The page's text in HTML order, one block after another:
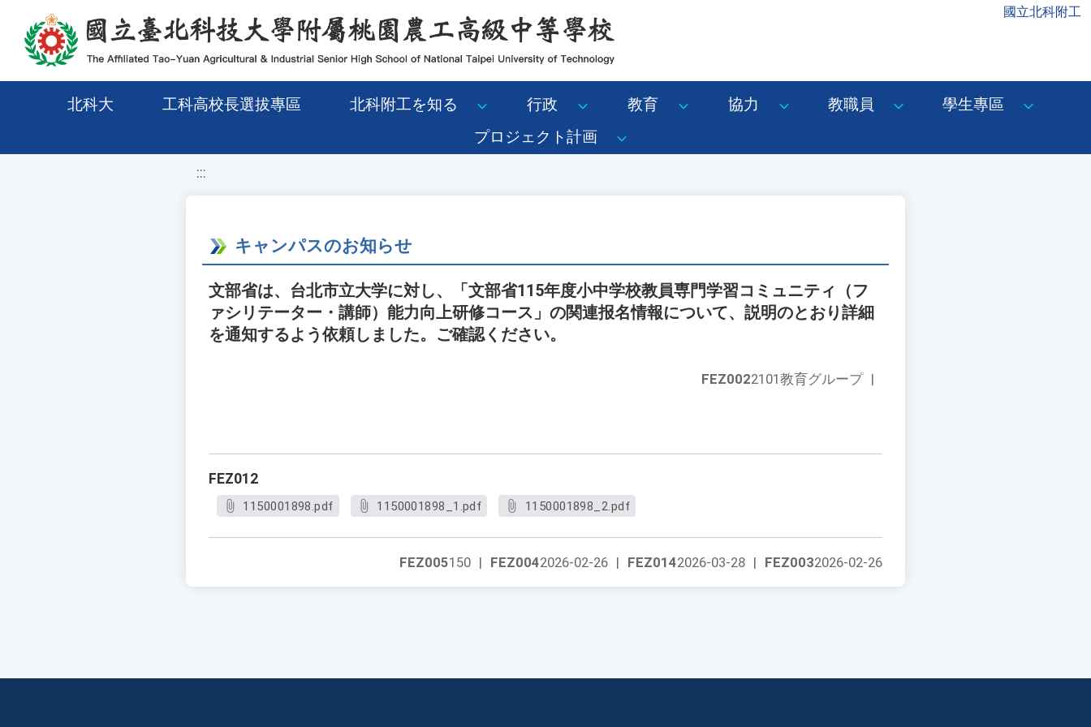
移至網頁之主要內容區位置 國立北科附工
北科大 工科高校長選拔專區 北科附工を知る 行政 教育 協力 教職員
學生專區
プロジェクト計画
:::
キャンパスのお知らせ
文部省は、台北市立大学に対し、「文部省115年度小中学校教員専門学習コミュニティ（フ
ァシリテーター・講師）能力向上研修コース」の関連报名情報について、説明のとおり詳細
を通知するよう依頼しました。ご確認ください。
FEZ0022101教育グループ |
FEZ012
1150001898.pdf 1150001898_1.pdf 1150001898_2.pdf
FEZ0032026-02-26
FEZ0142026-03-28 |
FEZ0042026-02-26 |
FEZ005150 |